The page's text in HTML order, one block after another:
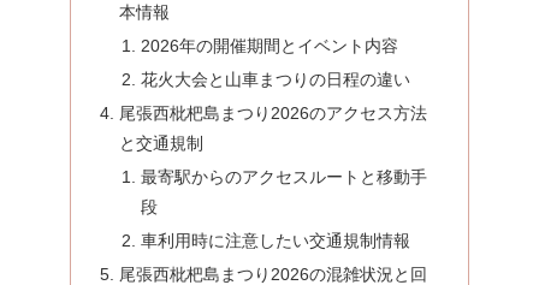
本情報
2026年の開催期間とイベント内容
花火大会と山車まつりの日程の違い
尾張西枇杷島まつり2026のアクセス方法
と交通規制
最寄駅からのアクセスルートと移動手
段
車利用時に注意したい交通規制情報
尾張西枇杷島まつり2026の混雑状況と回